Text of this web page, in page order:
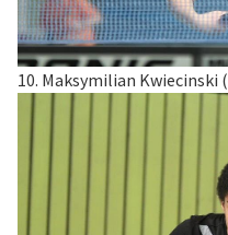
10. Maksymilian Kwiecinski